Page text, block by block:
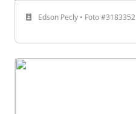
Edson Pecly • Foto #3183352